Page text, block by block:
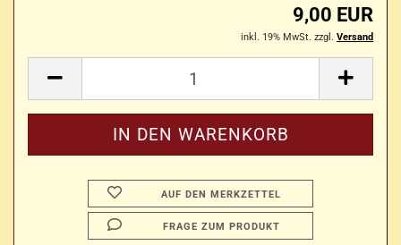
9,00 EUR
inkl. 19% MwSt. zzgl. Versand
AUF DEN MERKZETTEL
FRAGE ZUM PRODUKT